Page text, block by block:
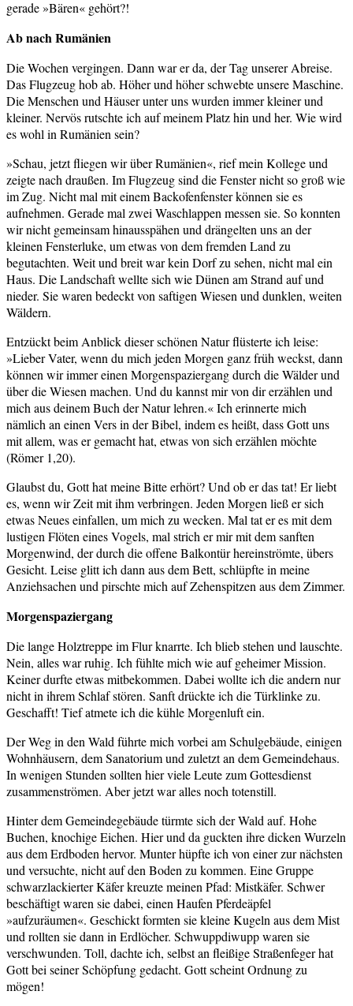
gerade »Bären« gehört?!
Ab nach Rumänien
Die Wochen vergingen. Dann war er da, der Tag unserer Abreise.
Das Flugzeug hob ab. Höher und höher schwebte unsere Maschine.
Die Menschen und Häuser unter uns wurden immer kleiner und
kleiner. Nervös rutschte ich auf meinem Platz hin und her. Wie wird
es wohl in Rumänien sein?
»Schau, jetzt fliegen wir über Rumänien«, rief mein Kollege und
zeigte nach draußen. Im Flugzeug sind die Fenster nicht so groß wie
im Zug. Nicht mal mit einem Backofenfenster können sie es
aufnehmen. Gerade mal zwei Waschlappen messen sie. So konnten
wir nicht gemeinsam hinausspähen und drängelten uns an der
kleinen Fensterluke, um etwas von dem fremden Land zu
begutachten. Weit und breit war kein Dorf zu sehen, nicht mal ein
Haus. Die Landschaft wellte sich wie Dünen am Strand auf und
nieder. Sie waren bedeckt von saftigen Wiesen und dunklen, weiten
Wäldern.
Entzückt beim Anblick dieser schönen Natur flüsterte ich leise:
»Lieber Vater, wenn du mich jeden Morgen ganz früh weckst, dann
können wir immer einen Morgenspaziergang durch die Wälder und
über die Wiesen machen. Und du kannst mir von dir erzählen und
mich aus deinem Buch der Natur lehren.« Ich erinnerte mich
nämlich an einen Vers in der Bibel, indem es heißt, dass Gott uns
mit allem, was er gemacht hat, etwas von sich erzählen möchte
(Römer 1,20).
Glaubst du, Gott hat meine Bitte erhört? Und ob er das tat! Er liebt
es, wenn wir Zeit mit ihm verbringen. Jeden Morgen ließ er sich
etwas Neues einfallen, um mich zu wecken. Mal tat er es mit dem
lustigen Flöten eines Vogels, mal strich er mir mit dem sanften
Morgenwind, der durch die offene Balkontür hereinströmte, übers
Gesicht. Leise glitt ich dann aus dem Bett, schlüpfte in meine
Anziehsachen und pirschte mich auf Zehenspitzen aus dem Zimmer.
Morgenspaziergang
Die lange Holztreppe im Flur knarrte. Ich blieb stehen und lauschte.
Nein, alles war ruhig. Ich fühlte mich wie auf geheimer Mission.
Keiner durfte etwas mitbekommen. Dabei wollte ich die andern nur
nicht in ihrem Schlaf stören. Sanft drückte ich die Türklinke zu.
Geschafft! Tief atmete ich die kühle Morgenluft ein.
Der Weg in den Wald führte mich vorbei am Schulgebäude, einigen
Wohnhäusern, dem Sanatorium und zuletzt an dem Gemeindehaus.
In wenigen Stunden sollten hier viele Leute zum Gottesdienst
zusammenströmen. Aber jetzt war alles noch totenstill.
Hinter dem Gemeindegebäude türmte sich der Wald auf. Hohe
Buchen, knochige Eichen. Hier und da guckten ihre dicken Wurzeln
aus dem Erdboden hervor. Munter hüpfte ich von einer zur nächsten
und versuchte, nicht auf den Boden zu kommen. Eine Gruppe
schwarzlackierter Käfer kreuzte meinen Pfad: Mistkäfer. Schwer
beschäftigt waren sie dabei, einen Haufen Pferdeäpfel
»aufzuräumen«. Geschickt formten sie kleine Kugeln aus dem Mist
und rollten sie dann in Erdlöcher. Schwuppdiwupp waren sie
verschwunden. Toll, dachte ich, selbst an fleißige Straßenfeger hat
Gott bei seiner Schöpfung gedacht. Gott scheint Ordnung zu
mögen!